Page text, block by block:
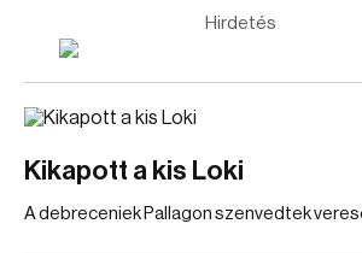
Hirdetés
Kikapott a kis Loki
A debreceniek Pallagon szenvedtek